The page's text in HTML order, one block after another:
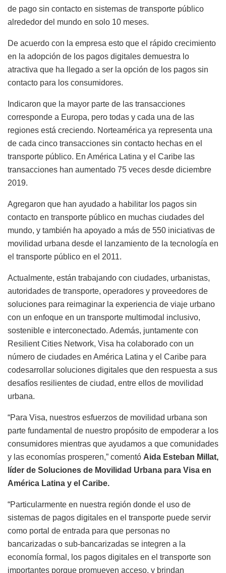
de pago sin contacto en sistemas de transporte público
alrededor del mundo en solo 10 meses.
De acuerdo con la empresa esto que el rápido crecimiento
en la adopción de los pagos digitales demuestra lo
atractiva que ha llegado a ser la opción de los pagos sin
contacto para los consumidores.
Indicaron que la mayor parte de las transacciones
corresponde a Europa, pero todas y cada una de las
regiones está creciendo. Norteamérica ya representa una
de cada cinco transacciones sin contacto hechas en el
transporte público. En América Latina y el Caribe las
transacciones han aumentado 75 veces desde diciembre
2019.
Agregaron que han ayudado a habilitar los pagos sin
contacto en transporte público en muchas ciudades del
mundo, y también ha apoyado a más de 550 iniciativas de
movilidad urbana desde el lanzamiento de la tecnología en
el transporte público en el 2011.
Actualmente, están trabajando con ciudades, urbanistas,
autoridades de transporte, operadores y proveedores de
soluciones para reimaginar la experiencia de viaje urbano
con un enfoque en un transporte multimodal inclusivo,
sostenible e interconectado. Además, juntamente con
Resilient Cities Network, Visa ha colaborado con un
número de ciudades en América Latina y el Caribe para
codesarrollar soluciones digitales que den respuesta a sus
desafíos resilientes de ciudad, entre ellos de movilidad
urbana.
“Para Visa, nuestros esfuerzos de movilidad urbana son
parte fundamental de nuestro propósito de empoderar a los
consumidores mientras que ayudamos a que comunidades
y las economías prosperen,” comentó Aida Esteban Millat,
líder de Soluciones de Movilidad Urbana para Visa en
América Latina y el Caribe.
“Particularmente en nuestra región donde el uso de
sistemas de pagos digitales en el transporte puede servir
como portal de entrada para que personas no
bancarizadas o sub-bancarizadas se integren a la
economía formal, los pagos digitales en el transporte son
importantes porque promueven acceso, y brindan